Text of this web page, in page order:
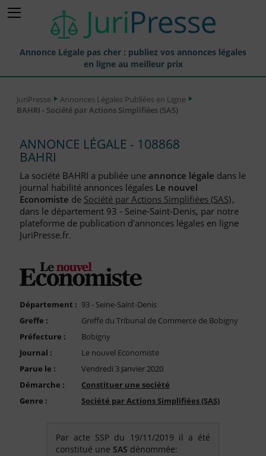
Annonce Légale pas cher : publiez vos annonces légales
en ligne au meilleur prix
Annonces Légales Publiées
Journaux Habilités (JAL) Annonces Légales
Départements pour la Publication d'Annonces Légales
Liste des Greffes
Liste des CCI
FAQ
Compte PRO
JuriPresse
Annonces Légales Publiées en Ligne
BAHRI - Société par Actions Simplifiées (SAS)
ANNONCE LÉGALE - 108868
BAHRI
La société BAHRI a publiée une annonce légale dans le
journal habilité annonces légales Le nouvel
Economiste de Société par Actions Simplifiées (SAS),
dans le département 93 - Seine-Saint-Denis, par notre
plateforme de publication d'annonces légales en ligne
JuriPresse.fr.
Département : 93 - Seine-Saint-Denis
Greffe :
Greffe du Tribunal de Commerce de Bobigny
Préfecture :
Bobigny
Journal :
Le nouvel Economiste
Parue le :
Vendredi 3 Janvier 2020
Démarche :
Constituer une société
Genre :
Société par Actions Simplifiées (SAS)
Par acte SSP du 19/11/2019 il a été
constitué une SAS dénommée: